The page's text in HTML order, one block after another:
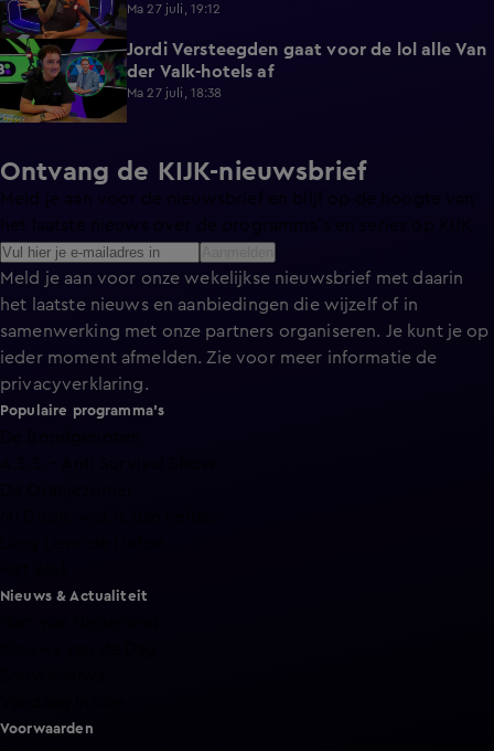
Ma 27 juli, 19:12
4:47
Jordi Versteegden gaat voor de lol alle Van
der Valk-hotels af
Ma 27 juli, 18:38
Ontvang de KIJK-nieuwsbrief
Meld je aan voor de nieuwsbrief en blijf op de hoogte van
Meld je aan voor onze wekelijkse nieuwsbrief met daarin
het laatste nieuws en aanbiedingen die wijzelf of in
samenwerking met onze partners organiseren. Je kunt je op
ieder moment afmelden. Zie voor meer informatie de
privacyverklaring.
Populaire programma's
Nieuws & Actualiteit
Voorwaarden